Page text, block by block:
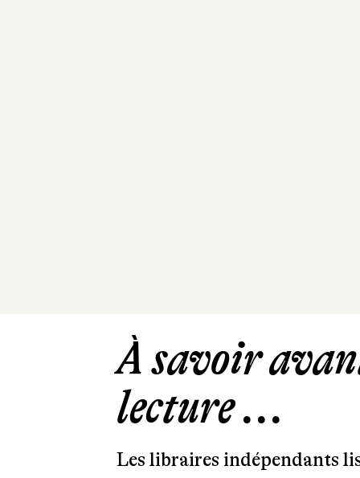
À savoir
lecture ...
Les libraires indépendants